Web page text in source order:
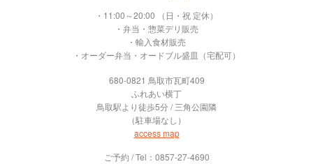
・11:00～20:00 （日・祝 定休）
・弁当・惣菜デリ販売
・輸入食材販売
・オーダー弁当・オードブル盛皿（宅配可）
680-0821 鳥取市瓦町409
ふれあい横丁
鳥取駅より徒歩5分 / 三角公園隣
（駐車場なし）
access map
ご予約 / Tel：0857-27-4690